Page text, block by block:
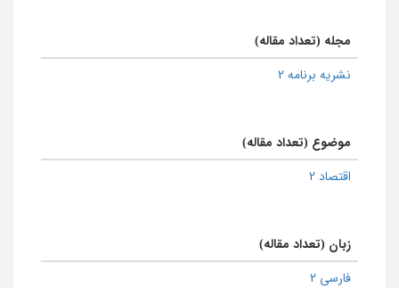
مجله (تعداد مقاله)
نشریه برنامه 2
موضوع (تعداد مقاله)
اقتصاد 2
زبان (تعداد مقاله)
فارسی 2